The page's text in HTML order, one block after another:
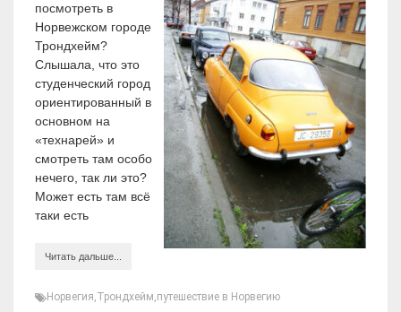
посмотреть в
Норвежском городе
Трондхейм?
Слышала, что это
студенческий город
ориентированный в
основном на
«технарей» и
смотреть там особо
нечего, так ли это?
Может есть там всё
таки есть
Читать дальше...
Норвегия,Трондхейм,путешествие в Норвегию